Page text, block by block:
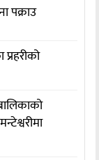
पक्राउ